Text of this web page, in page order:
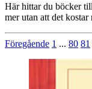
Här hittar du böcker
mer utan att det
Föregående 1 ... 80 81